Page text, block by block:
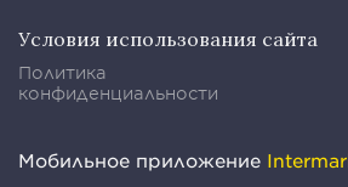
Условия использования сайта
Политика
конфиденциальности
Мобильное приложение